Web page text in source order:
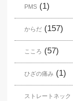
PMS (1)
からだ (157)
こころ (57)
ひざの痛み (1)
ストレートネック